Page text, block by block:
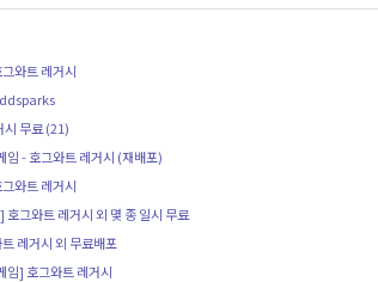
와트 레거시
무료 (21)
- 호그와트 레거시 (재배포)
와트 레거시
그와트 레거시 외 몇 종 일시 무료
레거시 외 무료배포
] 호그와트 레거시